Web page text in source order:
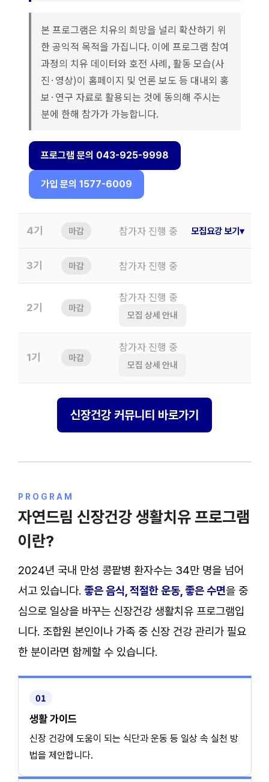
본 프로그램은 치유의 희망을 널리 확산하기 위
한 공익적 목적을 가집니다. 이에 프로그램 참여
과정의 치유 데이터와 호전 사례, 활동 모습(사
진·영상)이 홈페이지 및 언론 보도 등 대내외 홍
보·연구 자료로 활용되는 것에 동의해 주시는
분에 한해 참가가 가능합니다.
프로그램 문의 043-925-9998
가입 문의 1577-6009
4기 마감 참가자 진행 중 모집요강 보기▾
3기 마감 참가자 진행 중
2기 마감
참가자 진행 중
모집 상세 안내
1기 마감
참가자 진행 중
모집 상세 안내
신장건강 커뮤니티 바로가기
PROGRAM
자연드림 신장건강 생활치유 프로그램
이란
2024년 국내 만성 콩팥병 환자수는 34만 명을 넘어
서고 있습니다. 좋은 음식, 적절한 운동, 좋은 수면을 중
심으로 일상을 바꾸는 신장건강 생활치유 프로그램입
니다. 조합원 본인이나 가족 중 신장 건강 관리가 필요
한 분이라면 함께할 수 있습니다.
01
생활 가이드
신장 건강에 도움이 되는 식단과 운동 등 일상 속 실천 방
법을 제안합니다.